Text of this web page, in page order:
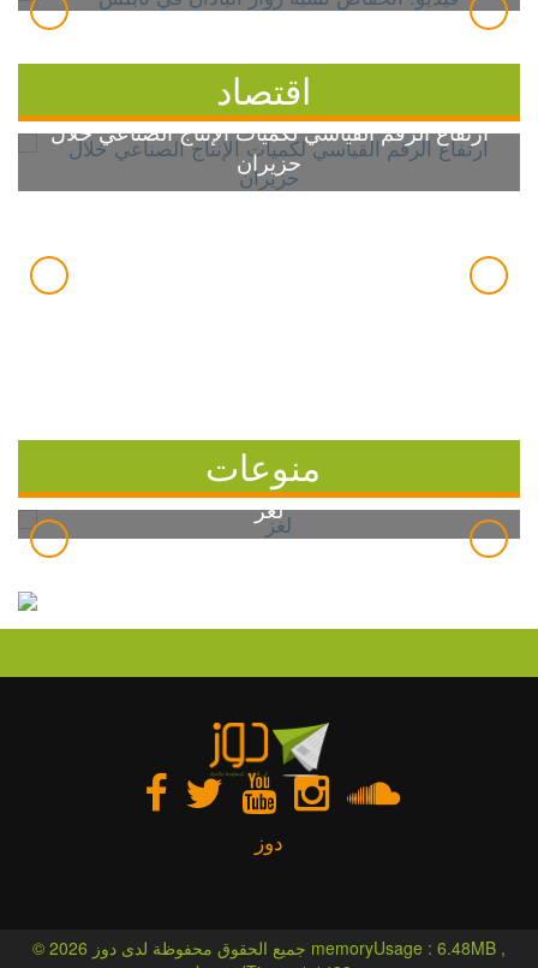
اقتصاد
ارتفاع الرقم القياسي لكميات الإنتاج الصناعي خلال
حزيران
منوعات
لغز
دوز
© 2026 جميع الحقوق محفوظة لدى دوز memoryUsage : 6.48MB ,